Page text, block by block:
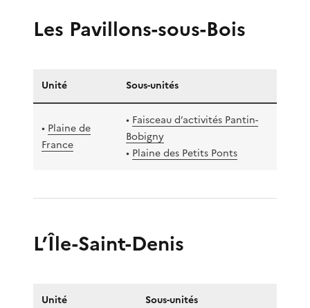
Les Pavillons-sous-Bois
Unité Sous-unités
• Plaine de
France
• Faisceau d’activités Pantin-
Bobigny
• Plaine des Petits Ponts
L’Île-Saint-Denis
Unité Sous-unités